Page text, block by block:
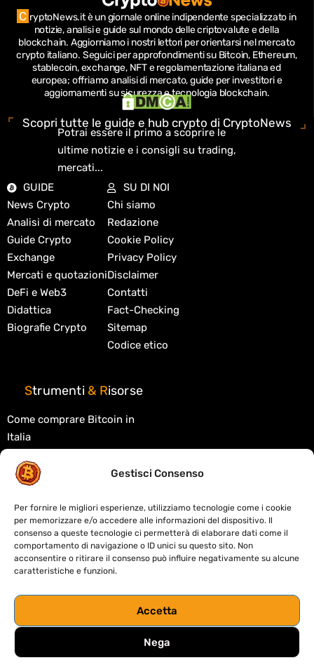
Gestisci Consenso
Per fornire le migliori esperienze, utilizziamo tecnologie come i cookie
per memorizzare e/o accedere alle informazioni del dispositivo. Il
consenso a queste tecnologie ci permetterà di elaborare dati come il
comportamento di navigazione o ID unici su questo sito. Non
acconsentire o ritirare il consenso può influire negativamente su alcune
caratteristiche e funzioni.
Accetta
Nega
C ryptoNews.it è un giornale online indipendente specializzato in
notizie, analisi e guide sul mondo delle criptovalute e della
blockchain. Aggiorniamo i nostri lettori per orientarsi nel mercato
crypto italiano. Seguici per approfondimenti su Bitcoin, Ethereum,
stablecoin, exchange, NFT e regolamentazione italiana ed
europea; offriamo analisi di mercato, guide per investitori e
aggiornamenti su sicurezza e tecnologia blockchain.
Scopri tutte le guide e hub crypto di CryptoNews
Potrai essere il primo a scoprire le
ultime notizie e i consigli su trading,
mercati...
GUIDE
News Crypto
Analisi di mercato
Guide Crypto
Exchange
Mercati e quotazioni
DeFi e Web3
Didattica
Biografie Crypto
SU DI NOI
Chi siamo
Redazione
Cookie Policy
Privacy Policy
Disclaimer
Contatti
Fact-Checking
Sitemap
Codice etico
Strumenti & Risorse
Come comprare Bitcoin in
Italia
Migliori exchange crypto
Migliori wallet crypto
Tasse criptovalute in Italia
Cos'è la blockchain
Cos'è la DeFi
Crypto card: custodial o self-
custody